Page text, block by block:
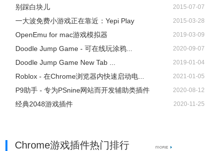
别踩白块儿 2015-07-07
一大波免费小游戏正在靠近：Yepi Play 2015-03-28
OpenEmu for mac游戏模拟器 2019-03-09
Doodle Jump Game - 可在线玩涂鸦... 2020-09-07
Doodle Jump Game New Tab ... 2019-01-04
Roblox - 在Chrome浏览器内快速启动电... 2021-01-05
P9助手 - 专为PSnine网站而开发辅助类插件 2020-08-12
经典2048游戏插件 2020-11-25
Chrome游戏插件热门排行